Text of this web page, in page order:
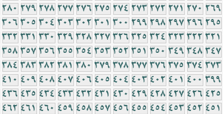
269
270
271
272
273
274
275
276
277
278
279
280
295
296
297
298
299
300
301
302
303
304
305
306
321
322
323
324
325
326
327
328
329
330
331
332
347
348
349
350
351
352
353
354
355
356
357
358
373
374
375
376
377
378
379
380
381
382
383
384
399
400
401
402
403
404
405
406
407
408
409
410
425
426
427
428
429
430
431
432
433
434
435
436
451
452
453
454
455
456
457
458
459
460
461
462